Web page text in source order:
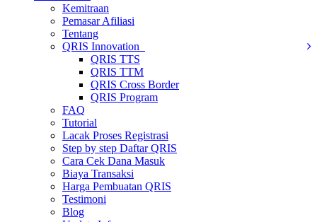
Kemitraan
Pemasar Afiliasi
Tentang
QRIS Innovation
QRIS TTS
QRIS TTM
QRIS Cross Border
QRIS Program
FAQ
Tutorial
Lacak Proses Registrasi
Step by step Daftar QRIS
Cara Cek Dana Masuk
Biaya Transaksi
Harga Pembuatan QRIS
Testimoni
Blog